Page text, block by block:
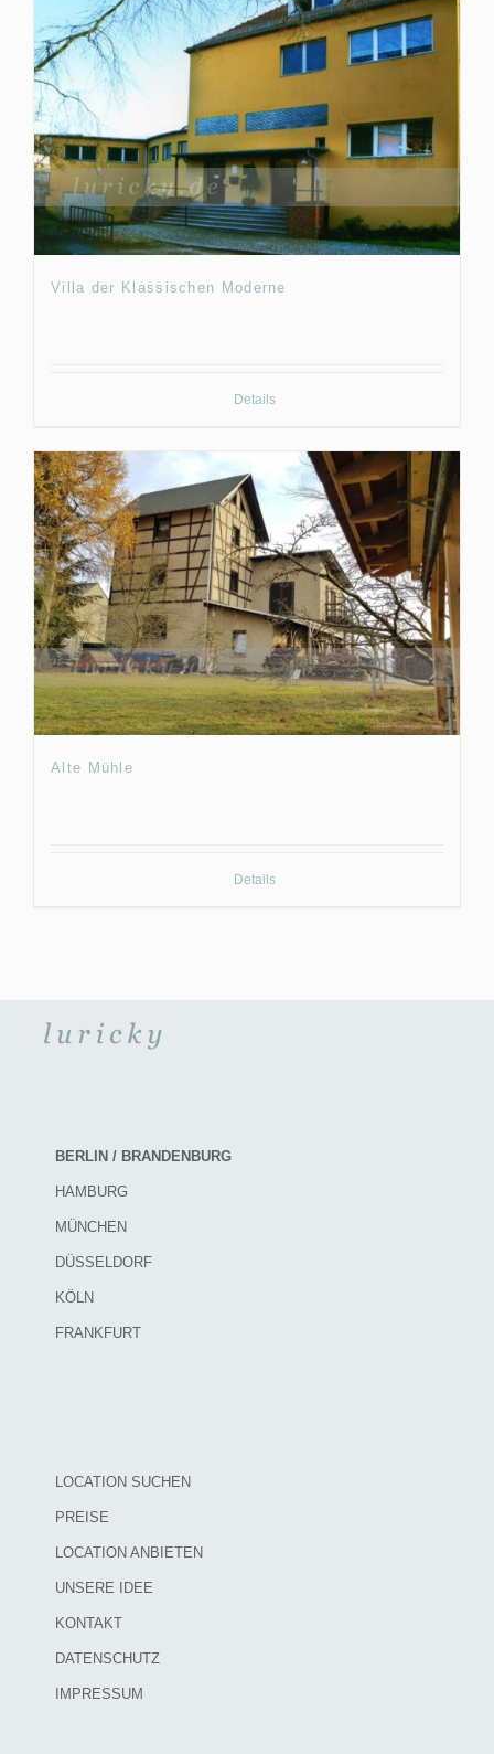
Villa der Klassischen Moderne
Details
Alte Mühle
Details
BERLIN / BRANDENBURG
HAMBURG
MÜNCHEN
DÜSSELDORF
KÖLN
FRANKFURT
LOCATION SUCHEN
PREISE
LOCATION ANBIETEN
UNSERE IDEE
KONTAKT
DATENSCHUTZ
IMPRESSUM